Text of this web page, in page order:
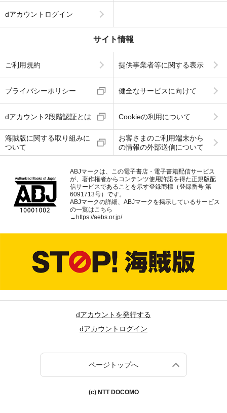
dアカウントログイン
サイト情報
ご利用規約 提供事業者等に関する表示
プライバシーポリシー 健全なサービスに向けて
dアカウント2段階認証とは Cookieの利用について
海賊版に関する取り組みに
ついて
お客さまのご利用端末から
の情報の外部送信について
ABJマークは、この電子書店・電子書籍配信サービス
が、著作権者からコンテンツ使用許諾を得た正規版配
信サービスであることを示す登録商標（登録番号 第
6091713号）です。
ABJマークの詳細、ABJマークを掲示しているサービス
の一覧はこちら
→ https://aebs.or.jp/
dアカウントを発行する
dアカウントログイン
ページトップへ
(c) NTT DOCOMO